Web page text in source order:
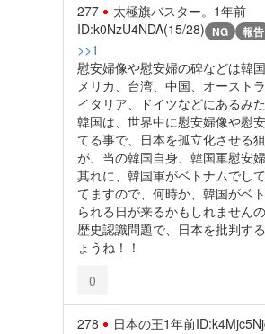
277 太極旗バスター。 1年前
ID:k0NzU4NDA(15/28) NG 報告
>>1
慰安婦像や慰安婦の碑などは韓
メリカ、台湾、中国、オースト
イタリア、ドイツなどにあるみ
韓国は、世界中に慰安婦像や慰
てる事で、日本を孤立化させる
が、当の韓国自身、韓国軍慰安
其れに、韓国軍がベトナムでし
てますので、何時か、韓国がベ
られる日が来るかもしれません
歴史認識問題で、日本を批判す
ょうね！！
0
278 日本の王1年前